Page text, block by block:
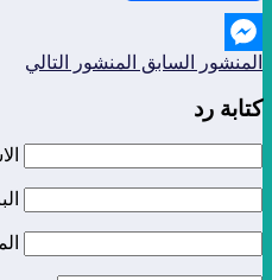
Messenger
المنشور السابق المنشور التالي
كتابة رد